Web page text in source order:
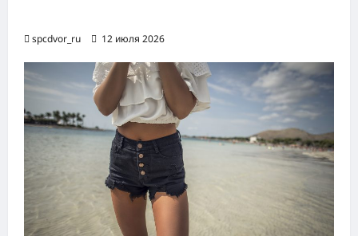
spcdvor_ru 12 июля 2026